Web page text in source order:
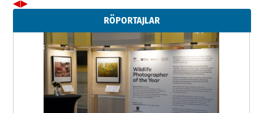
Neşat YALÇIN
Paranın Aile Kültüründeki Yeri
Yıldırım Gündoğdu
HAVVA’NIN ÜÇ KIZI
09 Temmuz 2026 Perşembe
◀▶
RÖPORTAJLAR